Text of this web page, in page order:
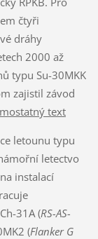
čtyři
dráhy
2000 až
typu Su-30MKK
zajistil závod
text
letounu typu
letectvo
instalací
31A (RS-AS-
(Flanker G